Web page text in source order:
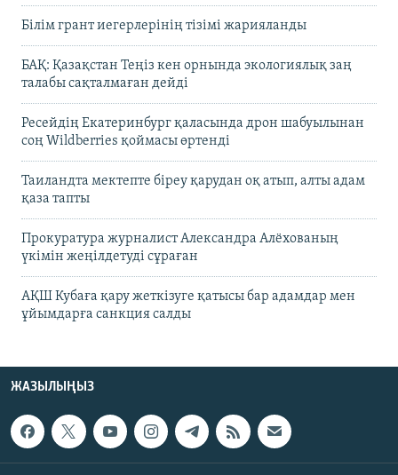
Білім грант иегерлерінің тізімі жарияланды
БАҚ: Қазақстан Теңіз кен орнында экологиялық заң
талабы сақталмаған дейді
Ресейдің Екатеринбург қаласында дрон шабуылынан
соң Wildberries қоймасы өртенді
Таиландта мектепте біреу қарудан оқ атып, алты адам
қаза тапты
Прокуратура журналист Александра Алёхованың
үкімін жеңілдетуді сұраған
АҚШ Кубаға қару жеткізуге қатысы бар адамдар мен
ұйымдарға санкция салды
ЖАЗЫЛЫҢЫЗ